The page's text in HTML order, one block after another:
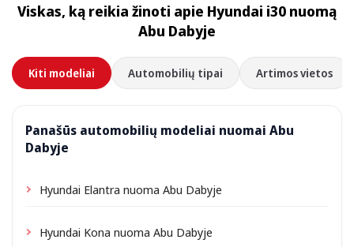
priklausomai nuo vietos gali būti taikomas nedidelis
pristatymo mokestis, visada nurodomas iš anksto.
Viskas, ką reikia žinoti apie Hyundai i30 nuomą
Abu Dabyje
Kiti modeliai Automobilių tipai Artimos vietos
Panašūs automobilių modeliai nuomai Abu
Dabyje
Hyundai Elantra nuoma Abu Dabyje
Hyundai Kona nuoma Abu Dabyje